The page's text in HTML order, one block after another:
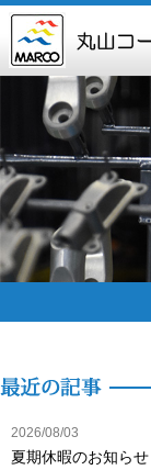
2026/08/03
夏期休暇のお知らせ